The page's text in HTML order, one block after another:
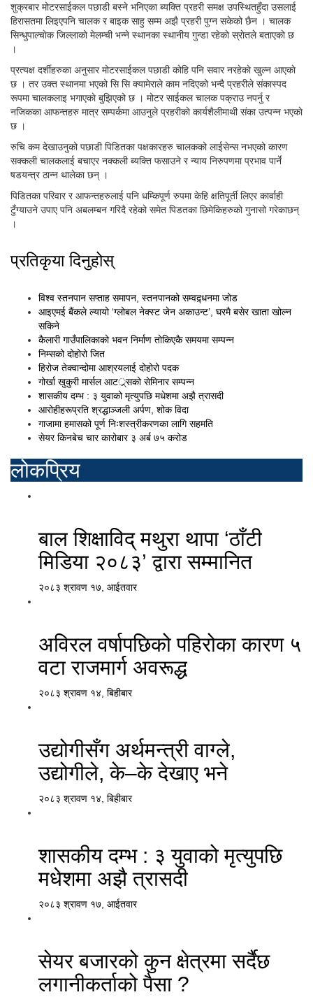
शुक्रबार मोटरसाईकल पछाडी बस्ने भनिएका ब्यक्ति प्रहरी समक्ष उपस्थितहुँदा उसलाई
हिरासतमा लिइएपनि चालक र बाइक साहु सम्म अझै प्रहरी पुग्न सकेको छैन । चालक
सिन्धुपाल्चाेक जिल्लाकाे मेलम्ची भन्ने स्थानका स्थानीय गुन्डा रहेकाे स्राेतले बताएकाे छ
।
प्रत्यक्ष दर्शीहरुका अनुसार मोटरसाईकल पछाडी कोहि पनि सवार नरहेकाे खुल्न आएकाे
छ । तर उक्त स्थानमा भएको सि सि क्यामेराले काम नदिएको भन्दै प्रहरीले संकास्पद
रूपमा चालकलाइ भगाएकाे बुझिएको छ । मोटर साईकल चालक पक्राउ नपर्नु र
नजिकका आफन्तहरु मात्र सम्पर्कमा आउनुले प्रहरीकाे कार्यशैलीमाथी संका उत्पन्न भएकाे
छ ।
रुचि कम देखाउनुको पछाडी पिडितका पक्षकारहरु चालकको लाईसेन्स नभएको कारण
सक्कली चालकलाई बचाएर नक्कली ब्यक्ति फसाउने र न्याय निरुपणमा प्रभाव पार्ने
षडयन्त्र ठान्न थालेका छन् ।
पिडितका परिवार र आफन्तहरुलाई पनि धम्किपूर्ण रुपमा केहि क्षतिपूर्ती लिएर कार्वाही
टुँग्याउने उपाए पनि अबलम्बन गरिदै रहेको समेत पिडतका छिमेकिहरुको गुनासो गरेकाछन्
।
प्रतिकृया दिनुहोस्
विश्व स्तनपान सप्ताह समापन, स्तनपानको सम्वद्र्धनमा जोड
आइएमई बैंकले ल्यायो ‘ग्लोबल नेक्स्ट जेन अकाउन्ट’, घरमै बसेर खाता खोल्न
सकिने
कैलारी गाउँपालिकाको भवन निर्माण तोकिएकै समयमा सम्पन्न
निम्सको दोहोरो जित
हिरोज तेक्वान्दोमा आश्रयलाई दोहोरो पदक
गोर्खा खुकुरी मार्सल आटर््र्सको सेमिनार सम्पन्न
शासकीय दम्भ : ३ युवाको मृत्युपछि मधेशमा अझै त्रासदी
आरोहीहरूप्रति श्रद्धाञ्जली अर्पण, शोक विदा
गाजामा हमासको पूर्ण निःशस्त्रीकरणका लागि सहमति
सेयर किनबेच चार कारोबार ३ अर्ब ७५ करोड
लोकप्रिय
बाल शिक्षाविद् मथुरा थापा ‘ठाँटी
मिडिया २०८३’ द्वारा सम्मानित
२०८३ श्रावण १७, आईतवार
अविरल वर्षापछिको पहिरोका कारण ५
वटा राजमार्ग अवरूद्ध
२०८३ श्रावण १४, बिहीबार
उद्योगीसँग अर्थमन्त्री वाग्ले,
उद्योगीले, के–के देखाए भने
२०८३ श्रावण १४, बिहीबार
शासकीय दम्भ : ३ युवाको मृत्युपछि
मधेशमा अझै त्रासदी
२०८३ श्रावण १७, आईतवार
सेयर बजारको कुन क्षेत्रमा सर्दैछ
लगानीकर्ताको पैसा ?